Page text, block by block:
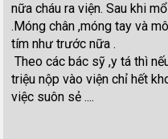
nữa cháu ra viện. Sau khi
.Móng chân ,móng tay và
tím như trước nữa .
Theo các bác sỹ ,y tá thì
triệu nộp vào viện chỉ hết
việc suôn sẻ ....